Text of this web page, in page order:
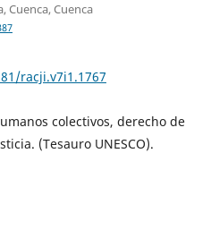
Cuenca, Cuenca
racji.v7i1.1767
colectivos, derecho de
(Tesauro UNESCO).